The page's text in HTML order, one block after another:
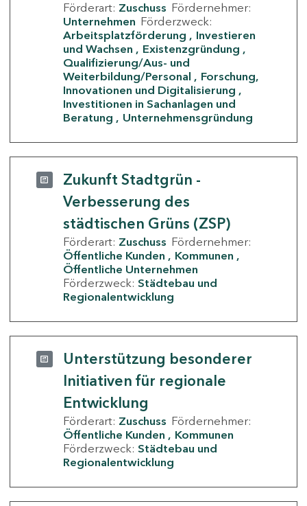
Förderart: Zuschuss Fördernehmer:
Unternehmen Förderzweck:
Arbeitsplatzförderung
Investieren
und Wachsen
Existenzgründung
Qualifizierung/Aus- und
Weiterbildung/Personal
Forschung,
Innovationen und Digitalisierung
Investitionen in Sachanlagen und
Beratung
Unternehmensgründung
Zukunft Stadtgrün -
Verbesserung des
städtischen Grüns (ZSP)
Förderart: Zuschuss Fördernehmer:
Öffentliche Kunden
Kommunen
Öffentliche Unternehmen
Förderzweck: Städtebau und
Regionalentwicklung
Unterstützung besonderer
Initiativen für regionale
Entwicklung
Förderart: Zuschuss Fördernehmer:
Öffentliche Kunden
Kommunen
Förderzweck: Städtebau und
Regionalentwicklung